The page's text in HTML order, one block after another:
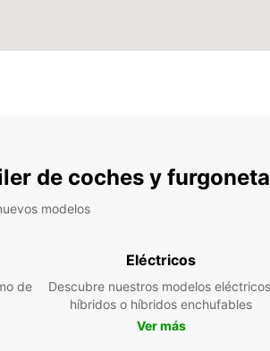
de coches y
modelos
de
Eléctricos
Descubre nuestros modelos
híbridos o híbridos enchufables
Ver más